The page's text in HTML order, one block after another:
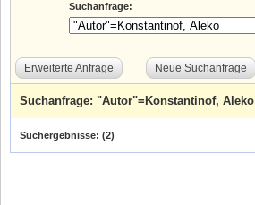
Suchanfrage:
Erweiterte Anfrage Neue Suchanfrage
Suchanfrage: "Autor"=Konstantinof, Aleko
Suchergebnisse: (2)